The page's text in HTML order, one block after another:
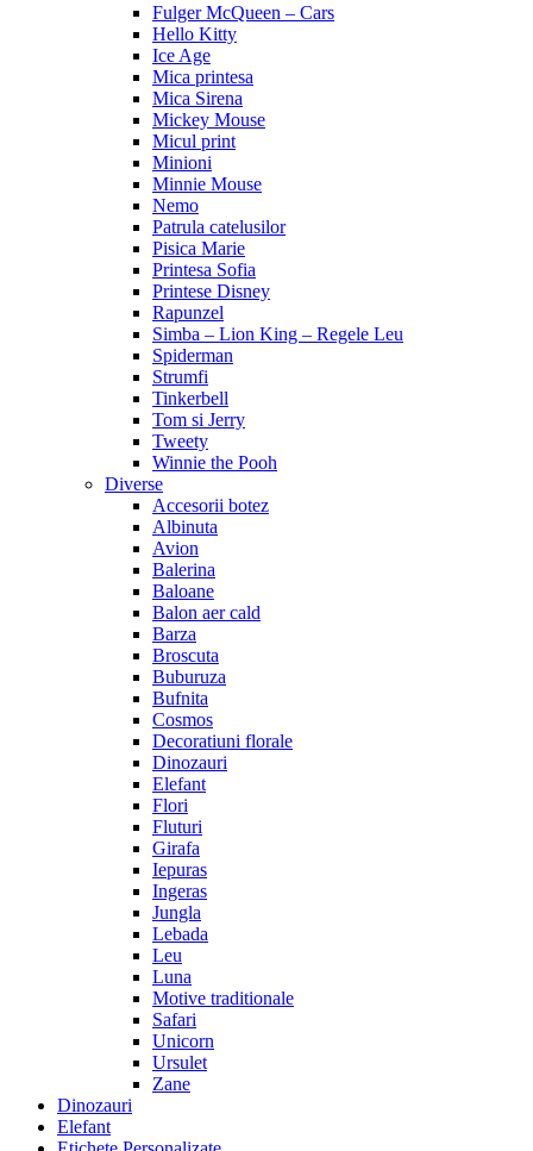
Fulger McQueen – Cars
Hello Kitty
Ice Age
Mica printesa
Mica Sirena
Mickey Mouse
Micul print
Minioni
Minnie Mouse
Nemo
Patrula catelusilor
Pisica Marie
Printesa Sofia
Printese Disney
Rapunzel
Simba – Lion King – Regele Leu
Spiderman
Strumfi
Tinkerbell
Tom si Jerry
Tweety
Winnie the Pooh
Diverse
Accesorii botez
Albinuta
Avion
Balerina
Baloane
Balon aer cald
Barza
Broscuta
Buburuza
Bufnita
Cosmos
Decoratiuni florale
Dinozauri
Elefant
Flori
Fluturi
Girafa
Iepuras
Ingeras
Jungla
Lebada
Leu
Luna
Motive traditionale
Safari
Unicorn
Ursulet
Zane
Dinozauri
Elefant